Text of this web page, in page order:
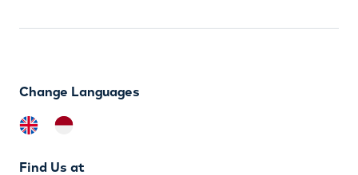
Change Languages
Find Us at